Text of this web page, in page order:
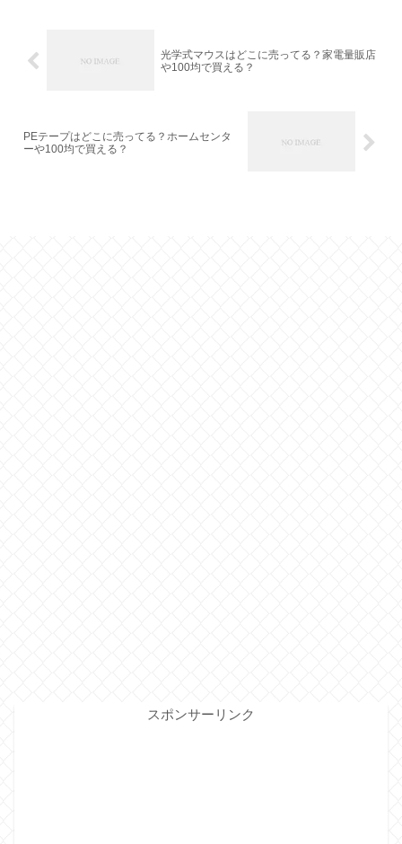
光学式マウスはどこに売ってる？家電量販店
や100均で買える？
PEテープはどこに売ってる？ホームセンタ
ーや100均で買える？
スポンサーリンク